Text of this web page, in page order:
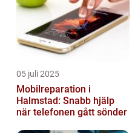
05 juli 2025
Mobilreparation i
Halmstad: Snabb hjälp
när telefonen gått sönder